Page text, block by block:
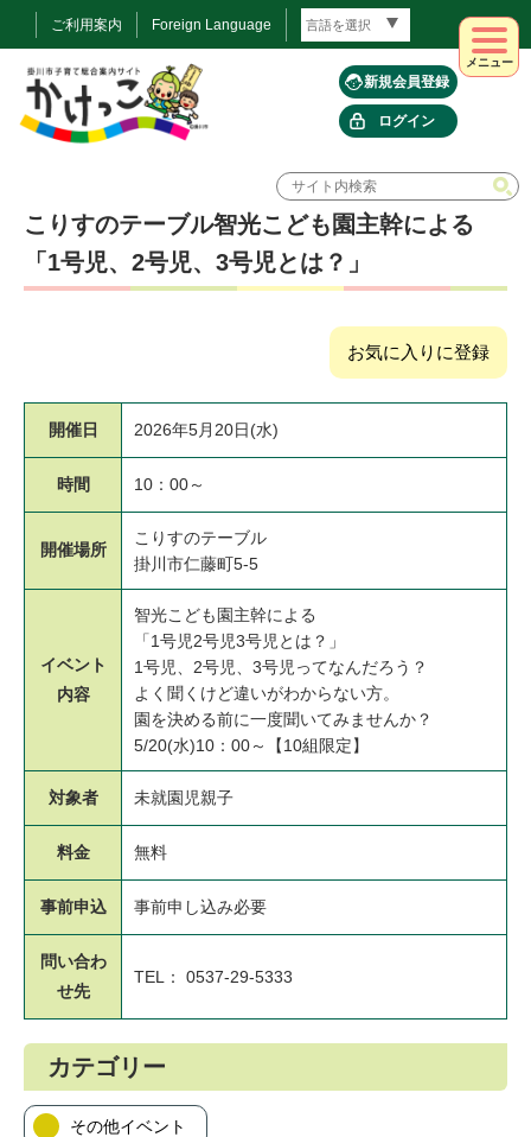
ご利用案内 Foreign Language
新規会員登録
ログイン
メニュー
こりすのテーブル智光こども園主幹による
「1号児、2号児、3号児とは？」
お気に入りに登録
開催日 2026年5月20日(水)
時間 10：00～
開催場所
こりすのテーブル
掛川市仁藤町5-5
イベント
内容
智光こども園主幹による
「1号児2号児3号児とは？」
1号児、2号児、3号児ってなんだろう？
よく聞くけど違いがわからない方。
園を決める前に一度聞いてみませんか？
5/20(水)10：00～【10組限定】
対象者 未就園児親子
料金 無料
事前申込 事前申し込み必要
問い合わ
せ先
TEL： 0537-29-5333
カテゴリー
その他イベント